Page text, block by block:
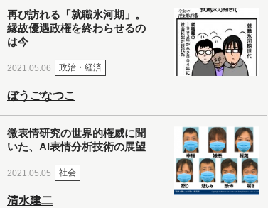
再び訪れる「就職氷河期」。
縁故優遇政権を終わらせるの
は今
2021.05.06 政治・経済
ぼうごなつこ
微表情研究の世界的権威に聞
いた、AI表情分析技術の展望
2021.05.05 社会
清水建二